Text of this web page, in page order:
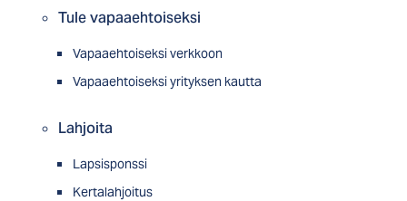
Tule vapaaehtoiseksi
Vapaaehtoiseksi verkkoon
Vapaaehtoiseksi yrityksen kautta
Lahjoita
Lapsisponssi
Kertalahjoitus